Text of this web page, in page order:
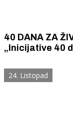
40 DANA ZA
„Inicijative 40
24. Listopad